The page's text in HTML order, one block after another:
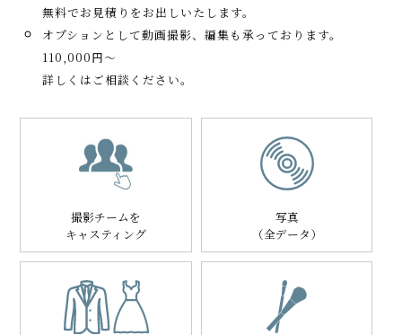
無料でお見積りをお出しいたします。
オプションとして動画撮影、編集も承っております。
110,000円～
詳しくはご相談ください。
撮影チームを
キャスティング
写真
（全データ）